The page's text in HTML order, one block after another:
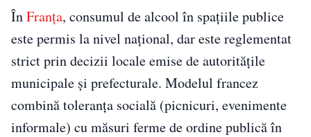
ÎnFranța, consumul de alcool în spațiile publice
este permis la nivel național, dar este reglementat
strict prin decizii locale emise de autoritățile
municipale și prefecturale. Modelul francez
combină toleranța socială (picnicuri, evenimente
informale) cu măsuri ferme de ordine publică în